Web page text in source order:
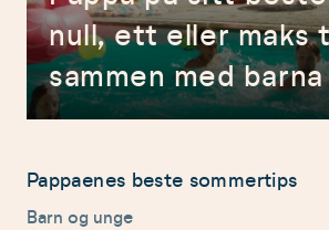
null, ett eller maks
sammen med barna
Pappaenes beste sommertips
Barn og unge